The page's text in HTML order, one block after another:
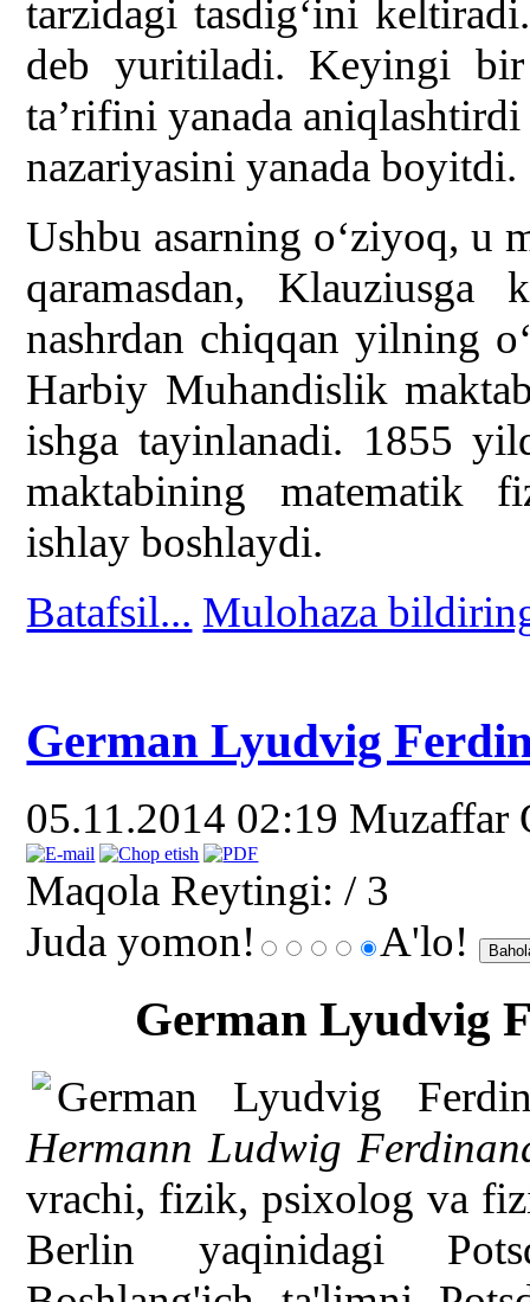
tarzidagi tasdig‘ini
deb yuritiladi. Keyingi bir
ta’rifini yanada
nazariyasini yanada boyitdi.
Ushbu asarning o‘ziyoq,
qaramasdan,
nashrdan chiqqan yilning
Harbiy Muhandislik
ishga tayinlanadi. 1855
maktabining matematik
ishlay boshlaydi.
Batafsil... Mulohaza
German Lyudvig
05.11.2014 02:19 Muzaffar
Maqola Reytingi: / 3
Juda yomon!
A'lo!
German Lyudvig
German Lyudvig
Hermann Ludwig
vrachi, fizik, psixolog va
Berlin yaqinidagi